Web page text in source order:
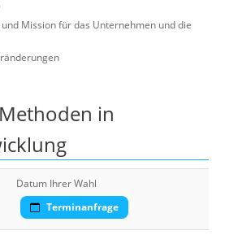
Mission für das Unternehmen und die
in
Datum Ihrer Wahl
Terminanfrage